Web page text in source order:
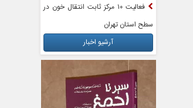
فعالیت ۱۰ مرکز ثابت انتقال خون در
سطح استان تهران
آرشیو اخبار